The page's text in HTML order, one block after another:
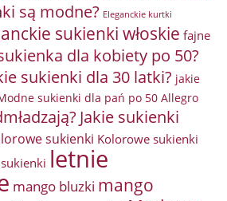
są modne? Eleganckie kurtki
sukienki włoskie fajne
dla kobiety po 50?
sukienki dla 30 latki? jakie
sukienki dla pań po 50 Allegro
Jakie sukienki
sukienki Kolorowe sukienki
letnie
mango bluzki mango